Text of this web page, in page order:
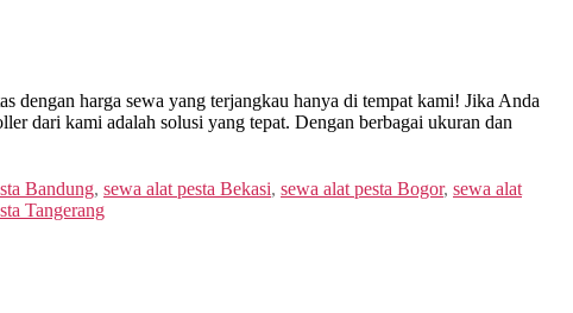
dengan harga sewa yang terjangkau hanya di tempat kami! Jika Anda
dari kami adalah solusi yang tepat. Dengan berbagai ukuran dan
Bandung, sewa alat pesta Bekasi, sewa alat pesta Bogor, sewa alat
Tangerang